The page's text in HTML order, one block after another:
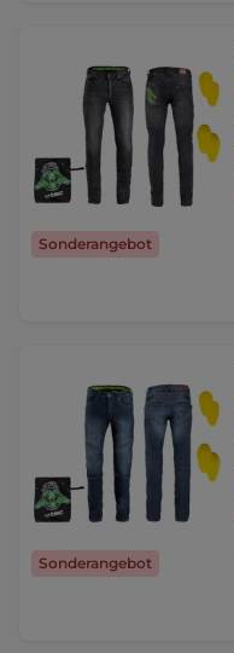
Sonderangebot
Sonderangebot